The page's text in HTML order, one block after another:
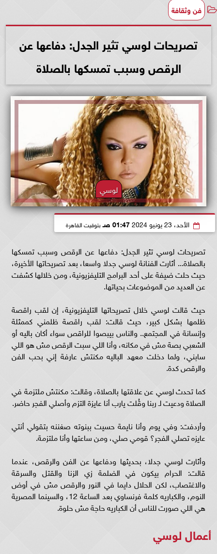
فن وثقافة
تصريحات لوسي تثير الجدل: دفاعها عن
الرقص وسبب تمسكها بالصلاة
لوسي
الأحد، 23 يونيو 2024 01:47 صـ بتوقيت القاهرة
تصريحات لوسي تثير الجدل: دفاعها عن الرقص وسبب تمسكها
بالصلاة... أثارت الفنانة لوسي جدلا واسعا، بعد تصريحاتها الأخيرة،
حيث حلت ضيفة على أحد البرامج التليفزيونية، ومن خلالها كشفت
عن العديد من الموضوعات بحياتها.
حيث قالت لوسي خلال تصريحاتها التليفزيونية، إن لقب راقصة
ظلمها بشكل كبير، حيث قالت: لقب راقصة ظلمني كممثلة
وإنسانة في المجتمع.. والناس بيبصوا للراقص سواء أكان باليه أو
الشعبي بصة مش في مكانه، وأنا اللي سبت الرقص مش هو اللي
سابني، ولما دخلت معهد الباليه مكنتش عارفة إني بحب الفن
والرقص كدة.
كما تحدث لوسي عن علاقتها بالصلاة، وقالت: مكنتش ملتزمة في
الصلاة ودعيت لـ ربنا وقُلت يارب أنا عايزة التزم وأصلي الفجر حاضر.
وأردفت: وفي يوم وأنا نايمة حسيت ببنوته صغننه بتقولي أنتي
عايزه تصلي الفجر؟ قومي صلي، ومن ساعتها وأنا ملتزمة.
وأثارت لوسي جدلا، بحديثها ودفاعها عن الفن والرقص، عندما
قالت: الحرام بيكون في الضلمة زي الزنا والقتل والسرقة
والاغتصاب، لكن الحلال دايما في النور والرقص مش في أوض
النوم، والكباريه كلمة فرنساوي بعد الساعة 12، والسينما المصرية
هي اللي صورت للناس أن الكباريه حاجة مش حلوة.
أعمال لوسي